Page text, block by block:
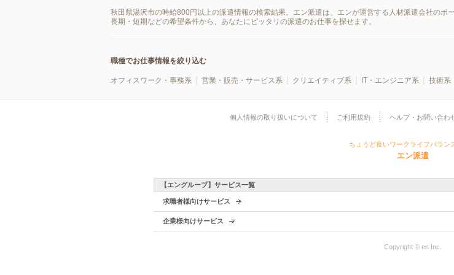
秋田県湯沢市の時給800円以上の派遣情報の検索結果。エン派遣は、エンが運営する人材派遣会社のポ
長期・短期などの希望条件から、あなたにピッタリの派遣のお仕事を探せます。
職種でお仕事情報を絞り込む
オフィスワーク・事務系 営業・販売・サービス系 クリエイティブ系 IT・エンジニア系 技術系
個人情報の取り扱いについて ご利用規約 ヘルプ・お問い合わ
ちょうど良いワークライフバラン
エン派遣
【エングループ】サービス一覧
求職者様向けサービス
企業様向けサービス
Copyright © en Inc.